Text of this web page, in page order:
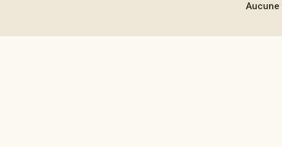
Aucune